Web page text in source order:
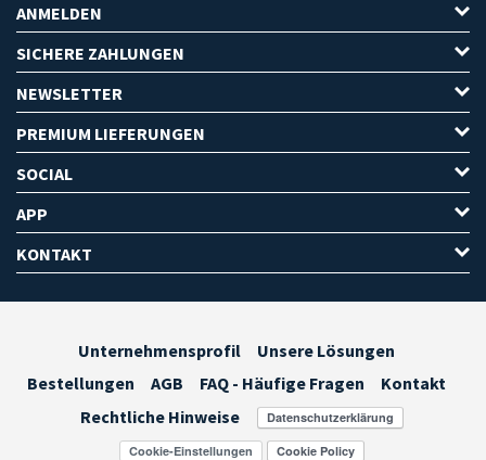
ANMELDEN
SICHERE ZAHLUNGEN
NEWSLETTER
PREMIUM LIEFERUNGEN
SOCIAL
APP
KONTAKT
Unternehmensprofil
Unsere Lösungen
Bestellungen
AGB FAQ - Häufige Fragen
Kontakt
Rechtliche Hinweise
Cookie-Einstellungen